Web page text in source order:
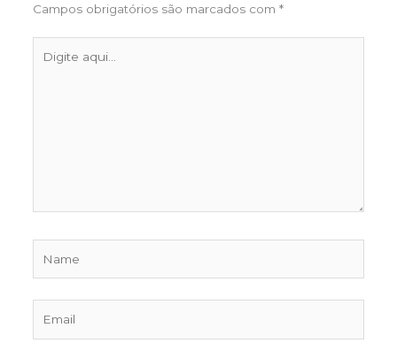
Campos obrigatórios são marcados com *
aqui...